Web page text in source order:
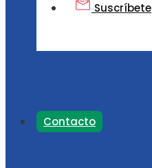
Suscríbete
Contacto